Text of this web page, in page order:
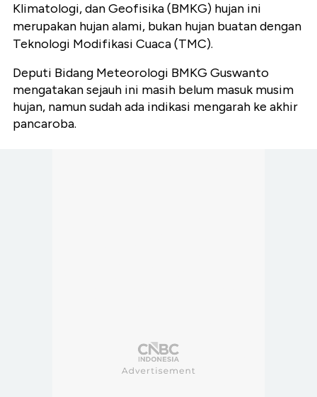
Klimatologi, dan Geofisika (BMKG) hujan ini
merupakan hujan alami, bukan hujan buatan dengan
Teknologi Modifikasi Cuaca (TMC).
Deputi Bidang Meteorologi BMKG Guswanto
mengatakan sejauh ini masih belum masuk musim
hujan, namun sudah ada indikasi mengarah ke akhir
pancaroba.